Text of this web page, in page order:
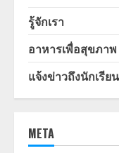
รู้จักเรา
อาหารเพื่อสุขภาพ
แจ้งข่าวถึงนักเรีย
META